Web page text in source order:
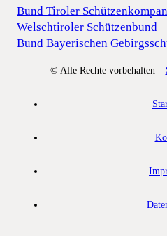
Bund Tiroler
Welschtiroler Schützenbund
Bund Bayerischen
© Alle Rechte vorbehalten –